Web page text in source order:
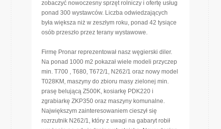
zobaczyć nowoczesny sprzęt rolniczy i ofertę usług
ponad 300 wystawców. Liczba odwiedzających
była większa niż w zeszłym roku, ponad 42 tysiące
osób przeszło przez terany wystawowe.
Firmę Pronar reprezentował nasz węgierski diler.
Na ponad 1000 m2 pokazał wiele modeli przyczep
min. T700 , T680, T672/1, N262/1 oraz nowy model
T028KM, maszyny do zbioru masy zielonej min.
prasę belującą Z500K, kosiarkę PDK220 i
zgrabiarkę ZKP350 oraz maszyny komunalne.
Największym zainteresowaniem cieszył się
rozrzutnik N262/1, który z uwagi na gabaryt robił